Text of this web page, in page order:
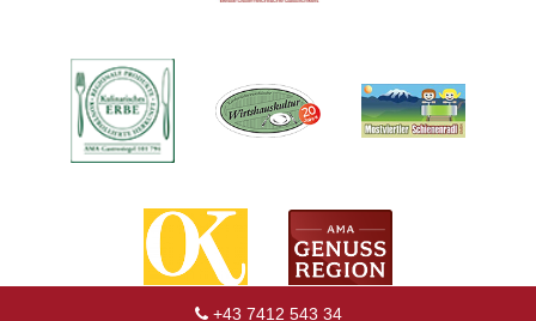
+43 7412 543 34